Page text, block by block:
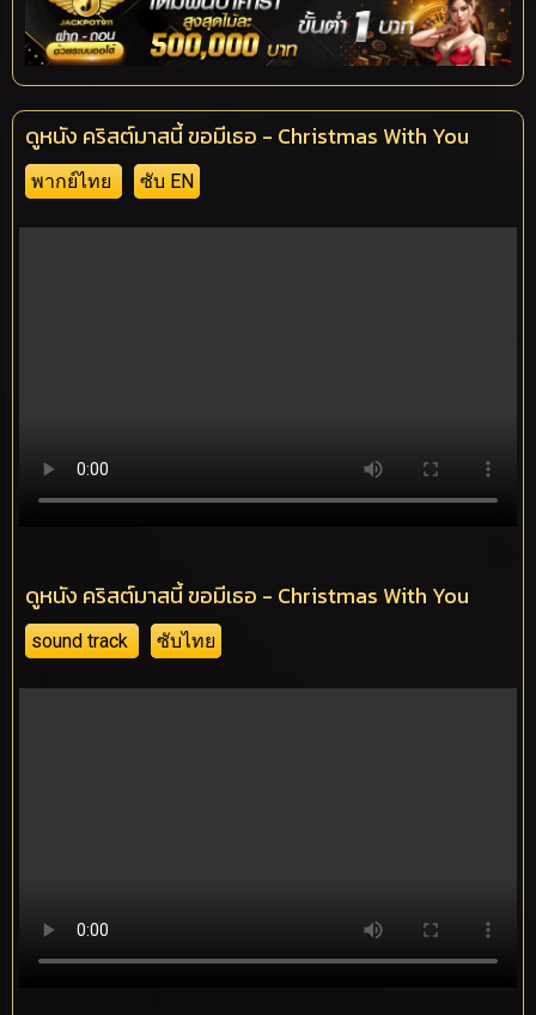
ดูหนัง คริสต์มาสนี้ ขอมีเธอ - Christmas With You
พากย์ไทย ซับ EN
ดูหนัง คริสต์มาสนี้ ขอมีเธอ - Christmas With You
sound track ซับไทย